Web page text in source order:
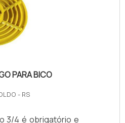
PARA BICO
- RS
3/4 é obrigatório e